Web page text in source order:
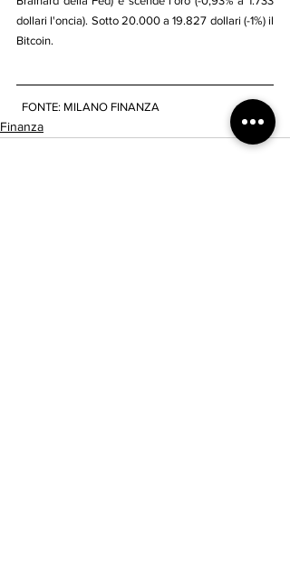
dollari l'oncia). Sotto 20.000 a 19.827 dollari (-1%) il
Bitcoin.
  FONTE: MILANO FINANZA
Finanza